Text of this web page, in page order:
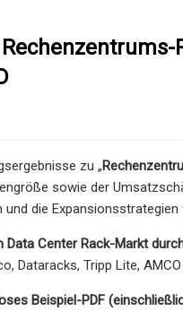
zu „
sowie der
die Expansionsstrategien
Data Center Rack-Markt
Dataracks, Tripp Lite,
Beispiel-PDF